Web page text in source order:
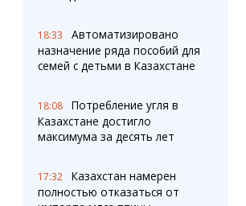
18:33
Автоматизировано
назначение ряда пособий для
семей с детьми в Казахстане
18:08
Потребление угля в
Казахстане достигло
максимума за десять лет
17:32
Казахстан намерен
полностью отказаться от